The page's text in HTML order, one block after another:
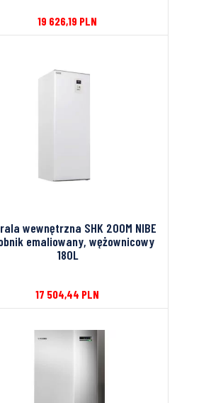
19 626,19 PLN
wewnętrzna SHK 200M NIBE
emaliowany, wężownicowy
180L
17 504,44 PLN